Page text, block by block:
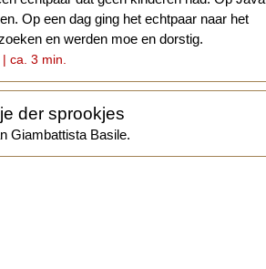
Op een dag ging het echtpaar naar het
en werden moe en dorstig.
ca. 3 min.
der sprookjes
Giambattista Basile.